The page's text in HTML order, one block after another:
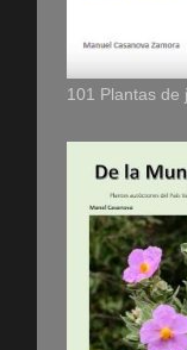
101 Plantas de